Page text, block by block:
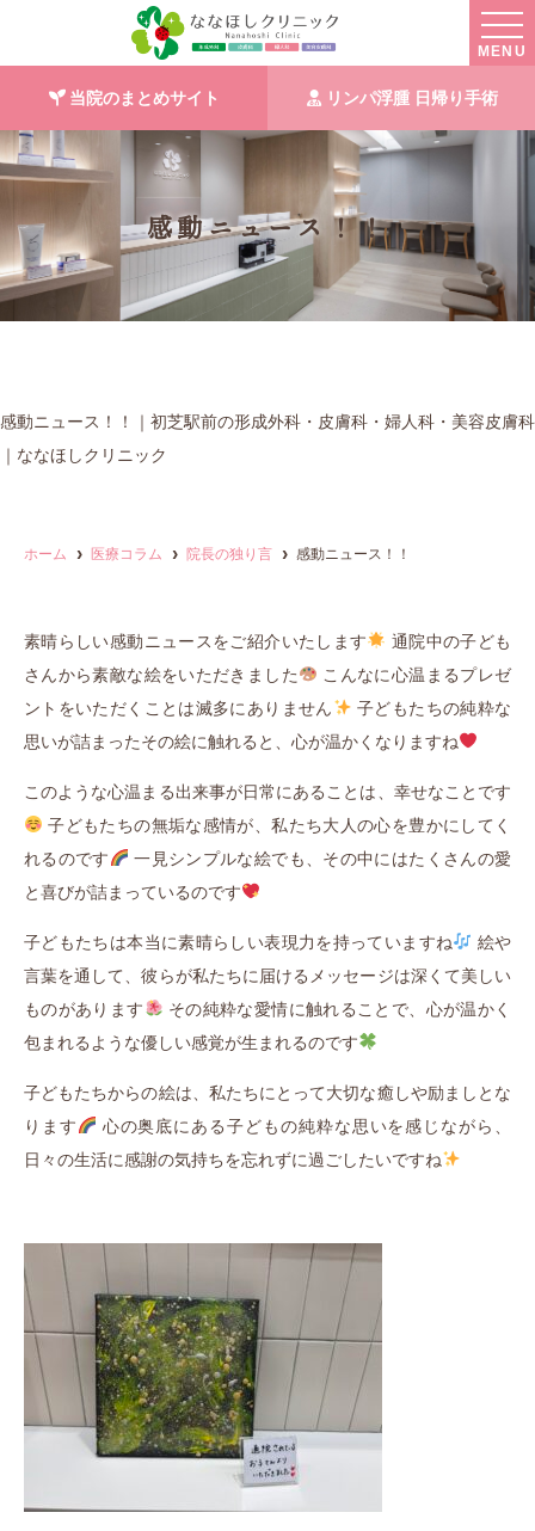
MENU
当院のまとめサイト リンパ浮腫 日帰り手術
感動ニュース！！
感動ニュース！！｜初芝駅前の形成外科・皮膚科・婦人科・美容皮膚科
｜ななほしクリニック
ホーム 医療コラム 院長の独り言 感動ニュース！！
素晴らしい感動ニュースをご紹介いたします
通院中の子ども
さんから素敵な絵をいただきました
こんなに心温まるプレゼ
ントをいただくことは滅多にありません
子どもたちの純粋な
思いが詰まったその絵に触れると、心が温かくなりますね
このような心温まる出来事が日常にあることは、幸せなことです
子どもたちの無垢な感情が、私たち大人の心を豊かにしてく
れるのです
一見シンプルな絵でも、その中にはたくさんの愛
と喜びが詰まっているのです
子どもたちは本当に素晴らしい表現力を持っていますね
絵や
言葉を通して、彼らが私たちに届けるメッセージは深くて美しい
ものがあります
その純粋な愛情に触れることで、心が温かく
包まれるような優しい感覚が生まれるのです
子どもたちからの絵は、私たちにとって大切な癒しや励ましとな
ります
心の奥底にある子どもの純粋な思いを感じながら、
日々の生活に感謝の気持ちを忘れずに過ごしたいですね